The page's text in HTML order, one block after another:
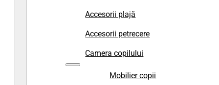
Accesorii plajă
Accesorii petrecere
Camera copilului
Mobilier copii